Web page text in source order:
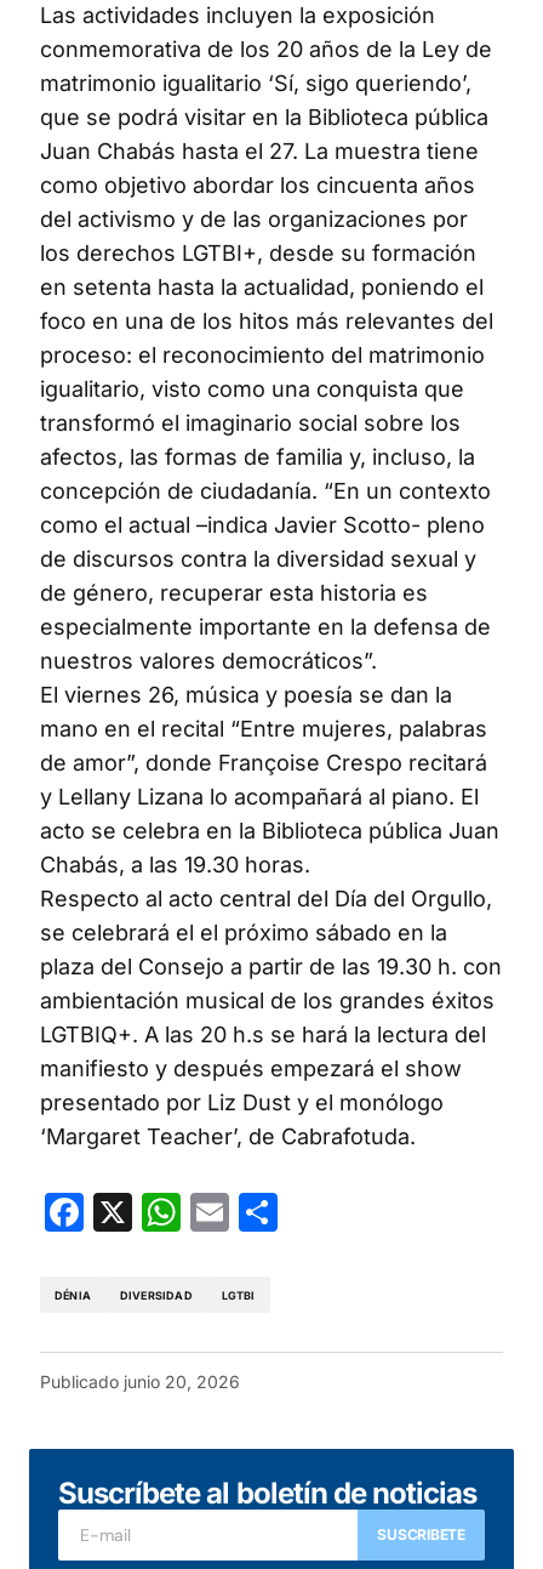
Las actividades incluyen la exposición
conmemorativa de los 20 años de la Ley de
matrimonio igualitario ‘Sí, sigo queriendo’,
que se podrá visitar en la Biblioteca pública
Juan Chabás hasta el 27. La muestra tiene
como objetivo abordar los cincuenta años
del activismo y de las organizaciones por
los derechos LGTBI+, desde su formación
en setenta hasta la actualidad, poniendo el
foco en una de los hitos más relevantes del
proceso: el reconocimiento del matrimonio
igualitario, visto como una conquista que
transformó el imaginario social sobre los
afectos, las formas de familia y, incluso, la
concepción de ciudadanía. “En un contexto
como el actual –indica Javier Scotto- pleno
de discursos contra la diversidad sexual y
de género, recuperar esta historia es
especialmente importante en la defensa de
nuestros valores democráticos”.
El viernes 26, música y poesía se dan la
mano en el recital “Entre mujeres, palabras
de amor”, donde Françoise Crespo recitará
y Lellany Lizana lo acompañará al piano. El
acto se celebra en la Biblioteca pública Juan
Chabás, a las 19.30 horas.
Respecto al acto central del Día del Orgullo,
se celebrará el el próximo sábado en la
plaza del Consejo a partir de las 19.30 h. con
ambientación musical de los grandes éxitos
LGTBIQ+. A las 20 h.s se hará la lectura del
manifiesto y después empezará el show
presentado por Liz Dust y el monólogo
‘Margaret Teacher’, de Cabrafotuda.
Facebook
X WhatsApp
Email
DÉNIA DIVERSIDAD LGTBI
Publicado junio 20, 2026
Suscríbete al boletín de noticias
SUSCRIBETE